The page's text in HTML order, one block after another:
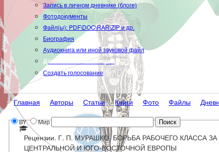
Запись в личном дневнике (блоге)
Фотодокументы
Файл(ы): PDF\DOC\RAR\ZIP и др.
Биография
Аудиокнига или иной звуковой файл
Дополнительные опции:
Создать голосование
BY Мир
Главная Авторы Статьи Книги Фото Файлы
Рецензии. Г. П. МУРАШКО. БОРЬБА РАБОЧЕГО
ЦЕНТРАЛЬНОЙ И ЮГО-ВОСТОЧНОЙ ЕВРОПЫ